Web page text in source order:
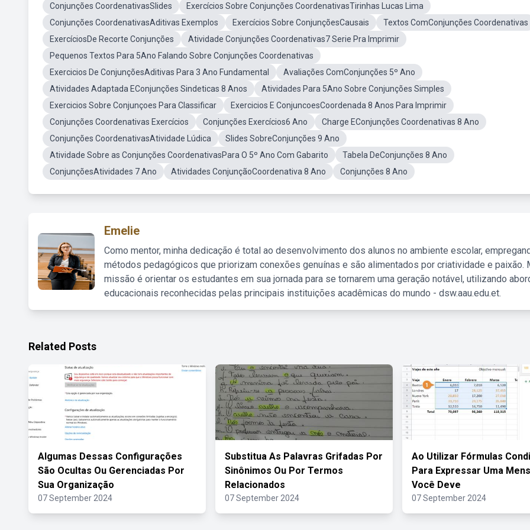
Conjunções CoordenativasSlides
Exercícios Sobre Conjunções CoordenativasTirinhas Lucas Lima
Conjunções CoordenativasAditivas Exemplos
Exercícios Sobre ConjunçõesCausais
Textos ComConjunções Coordenativas
ExercíciosDe Recorte Conjunções
Atividade Conjunções Coordenativas7 Serie Pra Imprimir
Pequenos Textos Para 5Ano Falando Sobre Conjunções Coordenativas
Exercicios De ConjunçõesAditivas Para 3 Ano Fundamental
Avaliações ComConjunções 5º Ano
Atividades Adaptada EConjunções Sindeticas 8 Anos
Atividades Para 5Ano Sobre Conjunções Simples
Exercicios Sobre Conjunçoes Para Classificar
Exercicios E ConjuncoesCoordenada 8 Anos Para Imprimir
Conjunções Coordenativas Exercícios
Conjunções Exercícios6 Ano
Charge EConjunções Coordenativas 8 Ano
Conjunções CoordenativasAtividade Lúdica
Slides SobreConjunções 9 Ano
Atividade Sobre as Conjunções CoordenativasPara O 5º Ano Com Gabarito
Tabela DeConjunções 8 Ano
ConjunçõesAtividades 7 Ano
Atividades ConjunçãoCoordenativa 8 Ano Conjunções 8 Ano
Emelie
Como mentor, minha dedicação é total ao desenvolvimento dos alunos no ambiente escolar,
métodos pedagógicos que priorizam conexões genuínas e são alimentados por criatividade e paixão.
missão é orientar os estudantes em sua jornada para se tornarem uma geração notável, utilizando
educacionais reconhecidas pelas principais instituições acadêmicas do mundo - dsw.aau.edu.et.
Related Posts
Algumas Dessas Configurações
São Ocultas Ou Gerenciadas Por
Sua Organização
07 September 2024
Substitua As Palavras Grifadas Por
Sinônimos Ou Por Termos
Relacionados
07 September 2024
Ao Utilizar Fórmulas
Para Expressar Uma
Você Deve
07 September 2024